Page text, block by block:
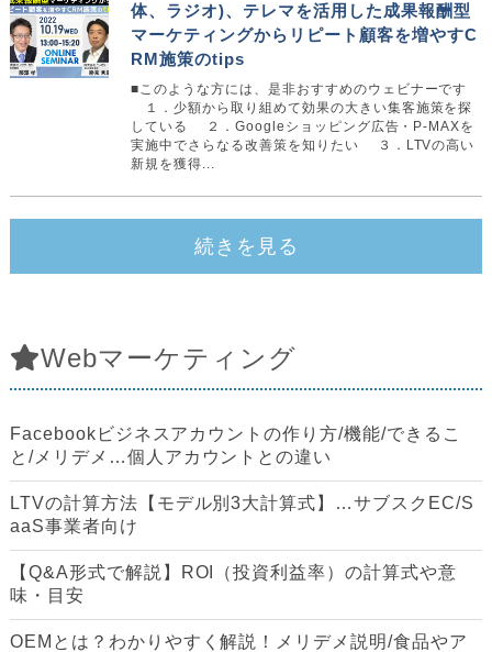
体、ラジオ)、テレマを活用した成果報酬型
マーケティングからリピート顧客を増やすC
RM施策のtips
■このような方には、是非おすすめのウェビナーです
１．少額から取り組めて効果の大きい集客施策を探
している ２．Googleショッピング広告・P-MAXを
実施中でさらなる改善策を知りたい ３．LTVの高い
新規を獲得...
続きを見る
Webマーケティング
Facebookビジネスアカウントの作り方/機能/できるこ
と/メリデメ…個人アカウントとの違い
LTVの計算方法【モデル別3大計算式】…サブスクEC/S
aaS事業者向け
【Q&A形式で解説】ROI（投資利益率）の計算式や意
味・目安
OEMとは？わかりやすく解説！メリデメ説明/食品やア